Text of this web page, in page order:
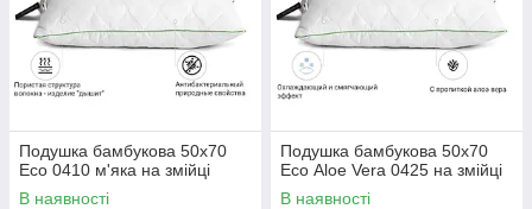
Подушка бамбукова 50х70
Есо 0410 м'яка на змійці
В наявності
Подушка бамбукова 50х70
Есо Aloe Vera 0425 на змійці
В наявності